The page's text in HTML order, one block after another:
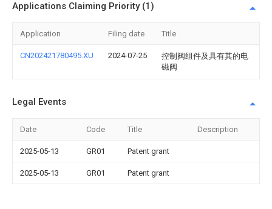
Applications Claiming Priority (1)
Application Filing date Title
CN202421780495.XU 2024-07-25
控制阀组件及具有其的电
磁阀
Legal Events
Date Code Title Description
2025-05-13 GR01 Patent grant
2025-05-13 GR01 Patent grant